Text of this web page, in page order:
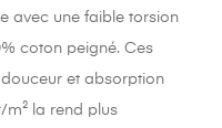
avec une faible torsion
coton peigné. Ces
et absorption
m² la rend plus